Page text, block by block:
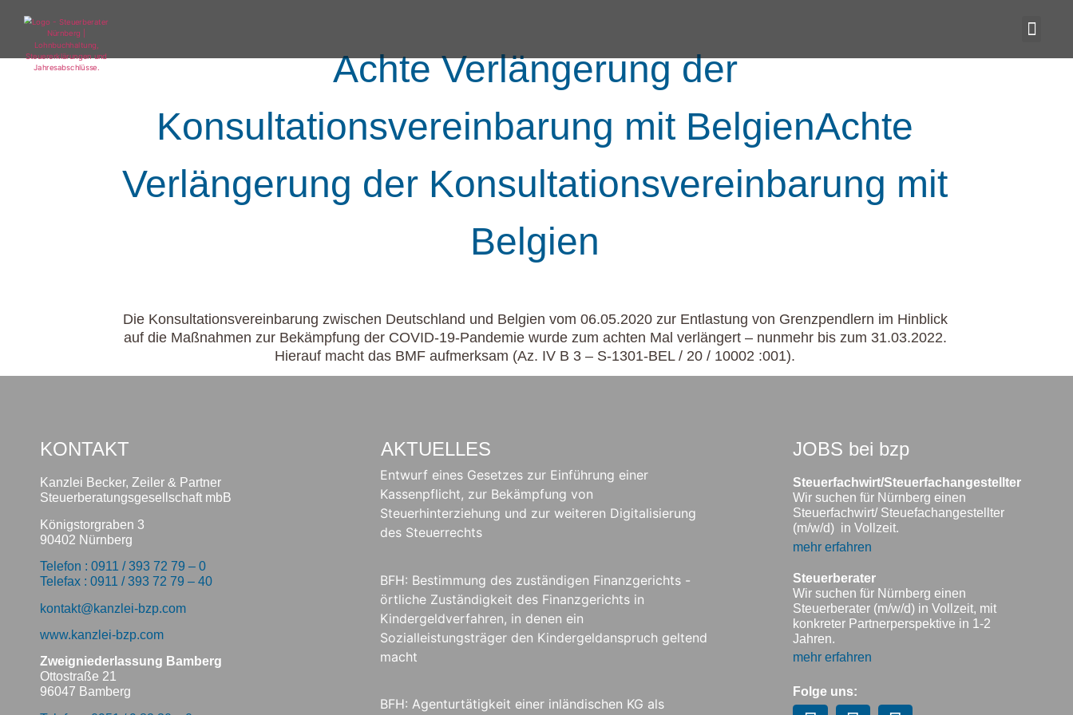
Achte Verlängerung der
Konsultationsvereinbarung mit BelgienAchte
Verlängerung der Konsultationsvereinbarung mit
Belgien
Die Konsultationsvereinbarung zwischen Deutschland und Belgien vom 06.05.2020 zur Entlastung von Grenzpendlern im Hinblick
auf die Maßnahmen zur Bekämpfung der COVID-19-Pandemie wurde zum achten Mal verlängert – nunmehr bis zum 31.03.2022.
Hierauf macht das BMF aufmerksam (Az. IV B 3 – S-1301-BEL / 20 / 10002 :001).
KONTAKT
Kanzlei Becker, Zeiler & Partner
Steuerberatungsgesellschaft mbB
Königstorgraben 3
90402 Nürnberg
Telefon : 0911 / 393 72 79 – 0
Telefax : 0911 / 393 72 79 – 40
kontakt@kanzlei-bzp.com
www.kanzlei-bzp.com
Zweigniederlassung Bamberg
Ottostraße 21
96047 Bamberg
AKTUELLES
Entwurf eines Gesetzes zur Einführung einer
Kassenpflicht, zur Bekämpfung von
Steuerhinterziehung und zur weiteren Digitalisierung
des Steuerrechts
BFH: Bestimmung des zuständigen Finanzgerichts -
örtliche Zuständigkeit des Finanzgerichts in
Kindergeldverfahren, in denen ein
Sozialleistungsträger den Kindergeldanspruch geltend
macht
BFH: Agenturtätigkeit einer inländischen KG als
JOBS bei bzp
Steuerfachwirt/Steuerfachangestellter
Wir suchen für Nürnberg einen
Steuerfachwirt/ Steuefachangestellter
(m/w/d) in Vollzeit.
mehr erfahren
Steuerberater
Wir suchen für Nürnberg einen
Steuerberater (m/w/d) in Vollzeit, mit
konkreter Partnerperspektive in 1-2
Jahren.
mehr erfahren
Folge uns: